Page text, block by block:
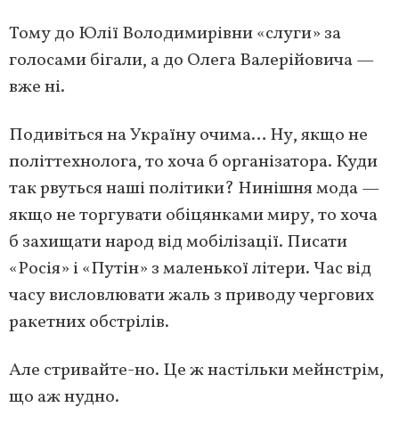
Тому до Юлії Володимирівни «слуги» за
голосами бігали, а до Олега Валерійовича —
вже ні.
Подивіться на Україну очима… Ну, якщо не
політтехнолога, то хоча б організатора. Куди
так рвуться наші політики? Нинішня мода —
якщо не торгувати обіцянками миру, то хоча
б захищати народ від мобілізації. Писати
«Росія» і «Путін» з маленької літери. Час від
часу висловлювати жаль з приводу чергових
ракетних обстрілів.
Але стривайте-но. Це ж настільки мейнстрім,
що аж нудно.